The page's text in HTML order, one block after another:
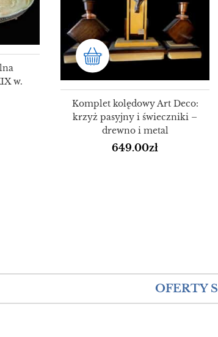
w.
Komplet kolędowy Art Deco:
krzyż pasyjny i świeczniki –
drewno i metal
649.00zł
OFERTY